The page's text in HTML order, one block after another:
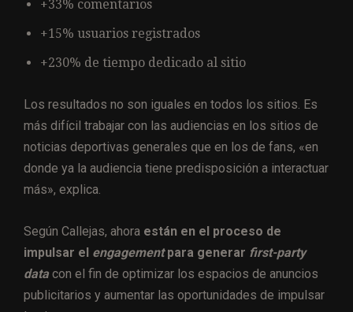
+33% comentarios
+15% usuarios registrados
+230% de tiempo dedicado al sitio
Los resultados no son iguales en todos los sitios. Es
más difícil trabajar con las audiencias en los sitios de
noticias deportivas generales que en los de fans, «en
donde ya la audiencia tiene predisposición a interactuar
más», explica.
Según Callejas, ahora están en el proceso de
impulsar el engagementpara generar first-party
data con el fin de optimizar los espacios de anuncios
publicitarios y aumentar las oportunidades de impulsar